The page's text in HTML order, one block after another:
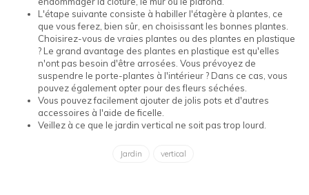
L'étape suivante consiste à habiller l'étagère à plantes, ce
que vous ferez, bien sûr, en choisissant les bonnes plantes.
Choisirez-vous de vraies plantes ou des plantes en plastique
? Le grand avantage des plantes en plastique est qu'elles
n'ont pas besoin d'être arrosées. Vous prévoyez de
suspendre le porte-plantes à l'intérieur ? Dans ce cas, vous
pouvez également opter pour des fleurs séchées.
Vous pouvez facilement ajouter de jolis pots et d'autres
accessoires à l'aide de ficelle.
Veillez à ce que le jardin vertical ne soit pas trop lourd.
Jardin vertical